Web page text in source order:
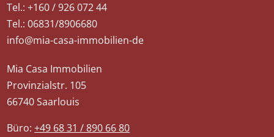
Tel.: +160 / 926 072 44
Tel.: 06831/8906680
info@mia-casa-immobilien-de
Mia Casa Immobilien
Provinzialstr. 105
66740 Saarlouis
Büro:+49 68 31 / 890 66 80